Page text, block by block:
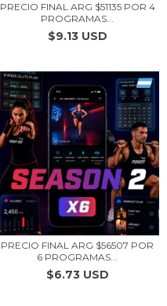
PRECIO FINAL ARG $51135 POR 4
PROGRAMAS...
$9.13 USD
PRECIO FINAL ARG $56507 POR
6 PROGRAMAS...
$6.73 USD